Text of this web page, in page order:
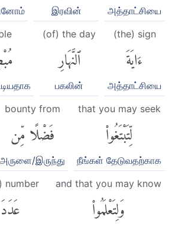
அத்தாட்சியை
இரவின்
(the) sign
ءَايَةَ
அத்தாட்சியை
(of) the day
ٱلنَّهَارِ
பகலின்
that you may seek
لِّتَبْتَغُوا۟
நீங்கள் தேடுவதற்காக
bounty from
فَضْلًا مِّن
அருளை/இருந்து
and that you may know
وَلِتَعْلَمُوا۟
number
عَدَدَ